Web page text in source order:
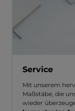
Service
Mit unserem
Maßstäbe, die
wieder